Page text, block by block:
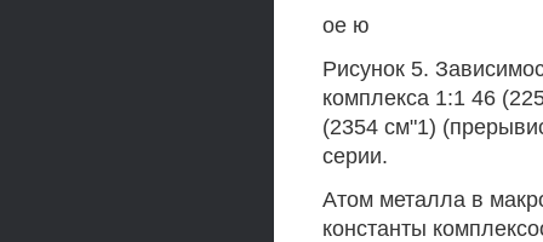
ое ю
Рисунок 5.
комплекса 1:1 46
(2354 см"1)
серии.
Атом металла в
константы